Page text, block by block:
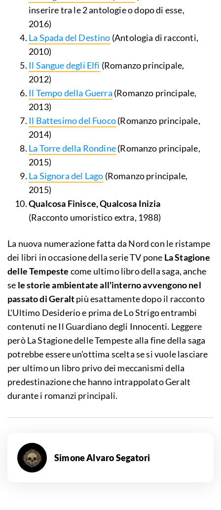
inserire tra le 2 antologie o dopo di esse,
2016)
La Spada del Destino (Antologia di racconti,
2010)
Il Sangue degli Elfi (Romanzo principale,
2012)
Il Tempo della Guerra (Romanzo principale,
2013)
Il Battesimo del Fuoco(Romanzo principale,
2014)
La Torre della Rondine(Romanzo principale,
2015)
La Signora del Lago (Romanzo principale,
2015)
Qualcosa Finisce, Qualcosa Inizia
(Racconto umoristico extra, 1988)
La nuova numerazione fatta da Nord con le ristampe
dei libri in occasione della serie TV pone La Stagione
delle Tempeste come ultimo libro della saga, anche
se le storie ambientate all'interno avvengono nel
passato di Geraltpiù esattamente dopo il racconto
L'Ultimo Desiderio e prima de Lo Strigo entrambi
contenuti ne Il Guardiano degli Innocenti. Leggere
però La Stagione delle Tempeste alla fine della saga
potrebbe essere un'ottima scelta se si vuole lasciare
per ultimo un libro privo dei meccanismi della
predestinazione che hanno intrappolato Geralt
durante i romanzi principali.
Simone Alvaro Segatori